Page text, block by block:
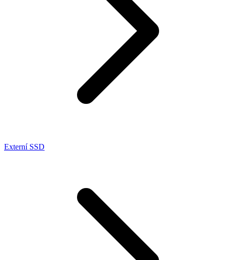
Externí SSD